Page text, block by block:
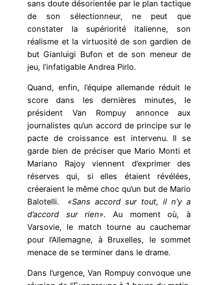
sans doute désorientée par le plan tactique
de son sélectionneur, ne peut que
constater la supériorité italienne, son
réalisme et la virtuosité de son gardien de
but Gianluigi Bufon et de son meneur de
jeu, l’infatigable Andrea Pirlo.
Quand, enfin, l’équipe allemande réduit le
score dans les dernières minutes, le
président Van Rompuy annonce aux
journalistes qu’un accord de principe sur le
pacte de croissance est intervenu. Il se
garde bien de préciser que Mario Monti et
Mariano Rajoy viennent d’exprimer des
réserves qui, si elles étaient révélées,
créeraient le même choc qu’un but de Mario
Balotelli. «Sans accord sur tout, il n’y a
d’accord sur rien». Au moment où, à
Varsovie, le match tourne au cauchemar
pour l’Allemagne, à Bruxelles, le sommet
menace de se terminer dans le drame.
Dans l’urgence, Van Rompuy convoque une